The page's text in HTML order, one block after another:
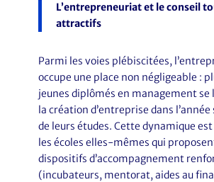
L’entrepreneuriat et le conseil
attractifs
Parmi les voies plébiscitées,
occupe une place non négligeable :
jeunes diplômés en management se
la création d’entreprise dans
de leurs études. Cette dynamique
les écoles elles-mêmes qui
dispositifs d’accompagnement
(incubateurs, mentorat, aides au